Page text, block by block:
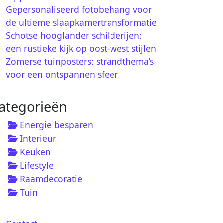
Gepersonaliseerd fotobehang voor
de ultieme slaapkamertransformatie
Schotse hooglander schilderijen:
een rustieke kijk op oost-west stijlen
Zomerse tuinposters: strandthema’s
voor een ontspannen sfeer
Energie besparen
Interieur
Keuken
Lifestyle
Raamdecoratie
Tuin